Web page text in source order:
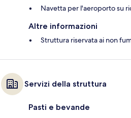
Navetta per l'aeroporto su
Altre informazioni
Struttura riservata ai non
Servizi della struttura
Pasti e bevande